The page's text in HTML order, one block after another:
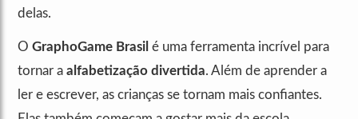
delas.
O GraphoGame Brasil é uma ferramenta incrível para
tornar a alfabetização divertida. Além de aprender a
ler e escrever, as crianças se tornam mais confiantes.